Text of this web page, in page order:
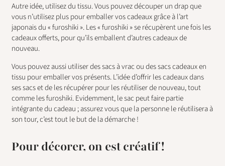
Autre idée, utilisez du tissu. Vous pouvez découper un drap que
vous n’utilisez plus pour emballer vos cadeaux grâce à l’art
japonais du « furoshiki ». Les « furoshiki » se récupèrent une fois les
cadeaux offerts, pour qu’ils emballent d’autres cadeaux de
nouveau.
Vous pouvez aussi utiliser des sacs à vrac ou des sacs cadeaux en
tissu pour emballer vos présents. L’idée d’offrir les cadeaux dans
ses sacs et de les récupérer pour les réutiliser de nouveau, tout
comme les furoshiki. Evidemment, le sac peut faire partie
intégrante du cadeau ; assurez vous que la personne le réutilisera à
son tour, c’est tout le but de la démarche !
Pour décorer, on est créatif !